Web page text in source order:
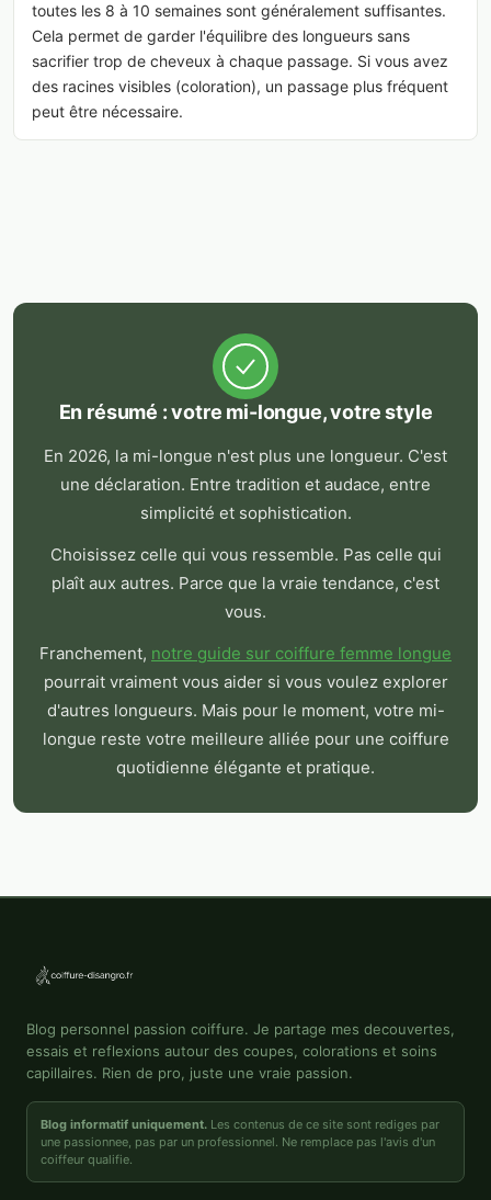
toutes les 8 à 10 semaines sont généralement suffisantes.
Cela permet de garder l'équilibre des longueurs sans
sacrifier trop de cheveux à chaque passage. Si vous avez
des racines visibles (coloration), un passage plus fréquent
peut être nécessaire.
En résumé : votre mi-longue, votre style
En 2026, la mi-longue n'est plus une longueur. C'est
une déclaration. Entre tradition et audace, entre
simplicité et sophistication.
Choisissez celle qui vous ressemble. Pas celle qui
plaît aux autres. Parce que la vraie tendance, c'est
vous.
Franchement, notre guide sur coiffure femme longue
pourrait vraiment vous aider si vous voulez explorer
d'autres longueurs. Mais pour le moment, votre mi-
longue reste votre meilleure alliée pour une coiffure
quotidienne élégante et pratique.
Blog personnel passion coiffure. Je partage mes decouvertes,
essais et reflexions autour des coupes, colorations et soins
capillaires. Rien de pro, juste une vraie passion.
Blog informatif uniquement. Les contenus de ce site sont rediges par
une passionnee, pas par un professionnel. Ne remplace pas l'avis d'un
coiffeur qualifie.